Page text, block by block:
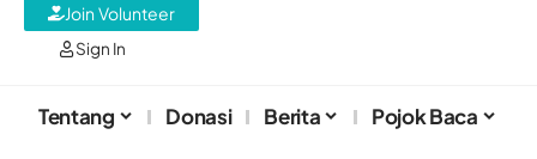
Sign In
Join Volunteer
Tentang Donasi Berita Pojok Baca